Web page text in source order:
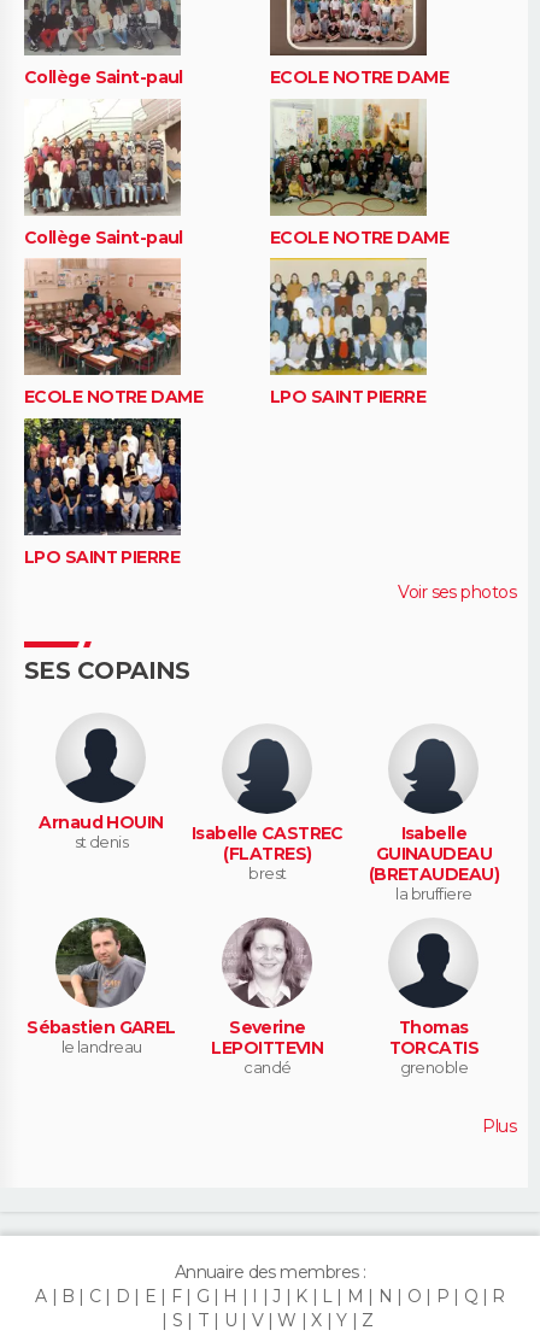
Collège Saint-paul ECOLE NOTRE DAME
Collège Saint-paul ECOLE NOTRE DAME
ECOLE NOTRE DAME LPO SAINT PIERRE
LPO SAINT PIERRE
Voir ses photos
SES COPAINS
Arnaud HOUIN
st denis
Isabelle CASTREC
(FLATRES)
brest
Isabelle
GUINAUDEAU
(BRETAUDEAU)
la bruffiere
Sébastien GAREL
le landreau
Severine
LEPOITTEVIN
candé
Thomas
TORCATIS
grenoble
Plus
Annuaire des membres :
A
B C D E F G H I J K L M N O P Q
R
S
T U V W X Y Z